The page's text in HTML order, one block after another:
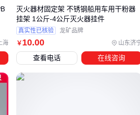
以确保螺纹接口的精度和密封性，这些
和压力测试模块。
协同：为什么单独升级主罐不
筒使用时，主罐只是压力系统的核心部
的匹配性，可能出现接口漏气、压力
上海 ￥10.00 山东济
灭火器材固定架 不锈钢船用车用干粉器
挂架 1公斤-4公斤灭火器挂件
真实性已核验 龙矿品牌
查看电话 在线咨询